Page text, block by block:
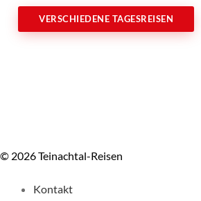
VERSCHIEDENE TAGESREISEN
© 2026 Teinachtal-Reisen
Kontakt